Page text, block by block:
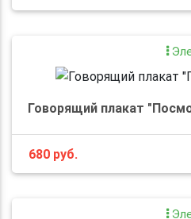
Говорящий плакат
680 руб.